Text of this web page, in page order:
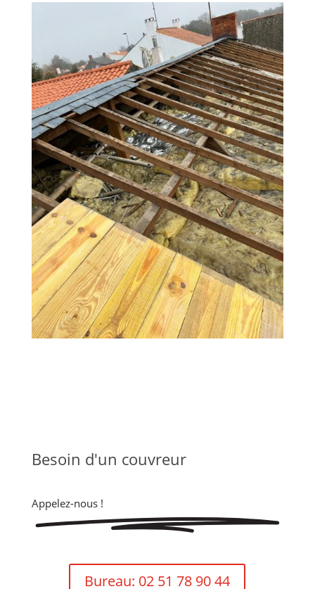
Besoin d'un couvreur
Appelez-nous !
Bureau: 02 51 78 90 44